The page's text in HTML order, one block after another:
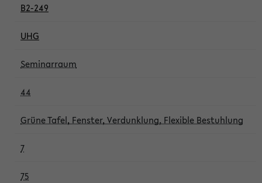
B2-249
UHG
Seminarraum
44
Grüne Tafel, Fenster, Verdunklung, Flexible Bestuhlung
7
75